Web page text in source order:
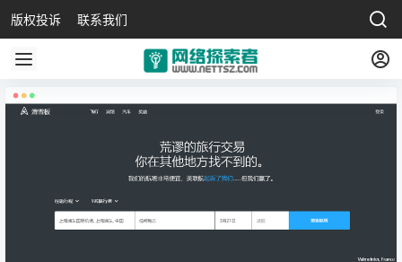
版权投诉 联系我们